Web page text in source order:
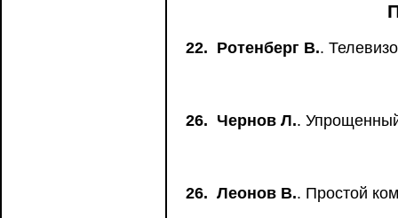
22. Ротенберг В..
26. Чернов Л..
26. Леонов В.. Простой